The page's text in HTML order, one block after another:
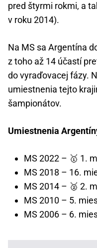
pred štyrmi rokmi, a
v roku 2014).
Na MS sa Argentína
z toho až 14 účastí
do vyraďovacej fázy.
umiestnenia tejto
šampionátov.
Umiestnenia
MS 2022 – 🥇 1.
MS 2018 – 16.
MS 2014 – 🥈 2.
MS 2010 – 5.
MS 2006 – 6.